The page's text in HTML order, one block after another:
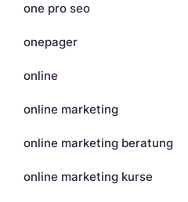
one pro seo
onepager
online
online marketing
online marketing beratung
online marketing kurse